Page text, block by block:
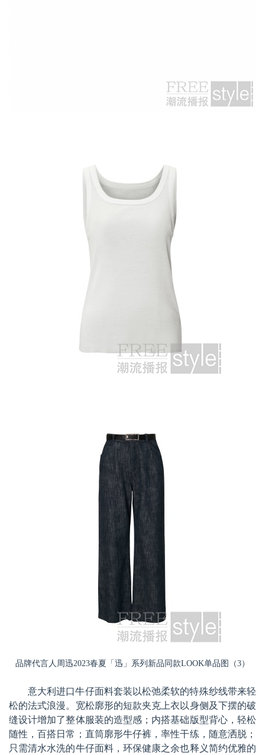
品牌代言人周迅2023春夏「迅」系列新品同款LOOK单品图（3）
意大利进口牛仔面料套装以松弛柔软的特殊纱线带来轻
松的法式浪漫。宽松廓形的短款夹克上衣以身侧及下摆的破
缝设计增加了整体服装的造型感；内搭基础版型背心，轻松
随性，百搭日常；直筒廓形牛仔裤，率性干练，随意洒脱；
只需清水水洗的牛仔面料，环保健康之余也释义简约优雅的